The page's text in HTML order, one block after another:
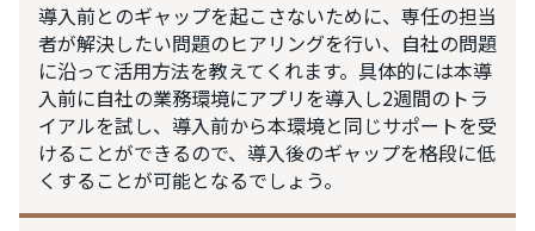
導入前とのギャップを起こさないために、専任の担当
者が解決したい問題のヒアリングを行い、自社の問題
に沿って活用方法を教えてくれます。具体的には本導
入前に自社の業務環境にアプリを導入し2週間のトラ
イアルを試し、導入前から本環境と同じサポートを受
けることができるので、導入後のギャップを格段に低
くすることが可能となるでしょう。